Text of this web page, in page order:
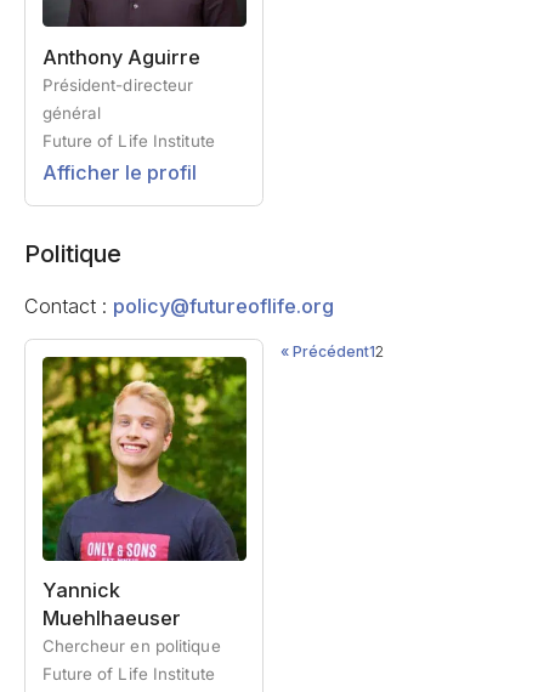
Anthony Aguirre
Président-directeur
général
Future of Life Institute
Afficher le profil
Politique
Contact : policy@futureoflife.org
Yannick
Muehlhaeuser
Chercheur en politique
Future of Life Institute
« Précédent12